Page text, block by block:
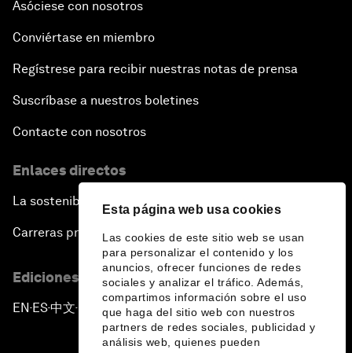
Esta página web usa cookies
Las cookies de este sitio web se usan
para personalizar el contenido y los
anuncios, ofrecer funciones de redes
sociales y analizar el tráfico. Además,
compartimos información sobre el uso
que haga del sitio web con nuestros
partners de redes sociales, publicidad y
análisis web, quienes pueden
Asóciese con nosotros
Conviértase en miembro
Regístrese para recibir nuestras notas de prensa
Suscríbase a nuestros boletines
Contacte con nosotros
Enlaces directos
La sostenibilidad en el Foro
Carreras profesionales
Ediciones en otros idiomas
EN ▪ES▪中文▪ 日本語